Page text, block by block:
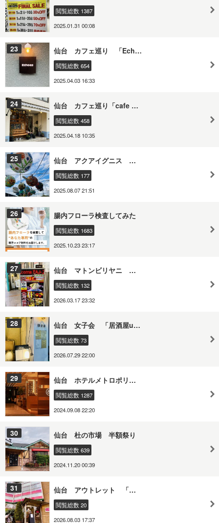
閲覧総数 1387
2025.01.31 00:08
23 仙台 カフェ巡り 「Ech…
閲覧総数 654
2025.04.03 16:33
24 仙台 カフェ巡り「cafe …
閲覧総数 458
2025.04.18 10:35
25 仙台 アクアイグニス …
閲覧総数 177
2025.08.07 21:51
26 腸内フローラ検査してみた
閲覧総数 1683
2025.10.23 23:17
27 仙台 マトンビリヤニ …
閲覧総数 132
2026.03.17 23:32
28 仙台 女子会 「居酒屋u…
閲覧総数 73
2026.07.29 22:00
29 仙台 ホテルメトロポリ…
閲覧総数 1287
2024.09.08 22:20
30 仙台 杜の市場 半額祭り
閲覧総数 639
2024.11.20 00:39
31 仙台 アウトレット 「…
閲覧総数 20
2026.08.03 17:37